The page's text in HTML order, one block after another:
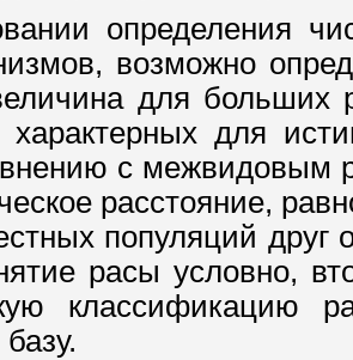
определения
возможно
для больших
для
с межвидовым
расстояние,
популяций друг
расы условно,
классификацию